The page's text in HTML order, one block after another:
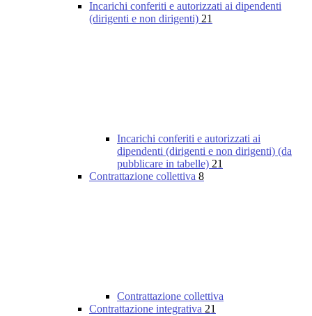
Incarichi conferiti e autorizzati ai dipendenti
(dirigenti e non dirigenti) 21
Incarichi conferiti e autorizzati ai
dipendenti (dirigenti e non dirigenti) (da
pubblicare in tabelle) 21
Contrattazione collettiva 8
Contrattazione collettiva
Contrattazione integrativa 21